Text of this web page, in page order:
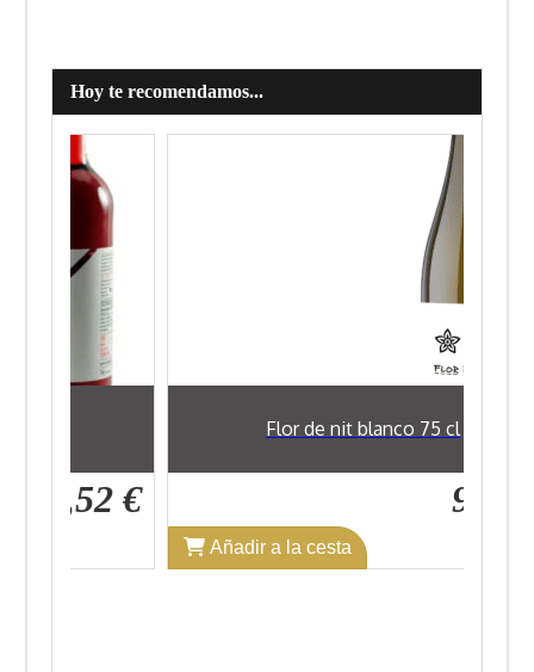
Hoy te recomendamos...
7,52 €
Flor de nit blanco 75 cl
9,89 €
Añadir a la cesta